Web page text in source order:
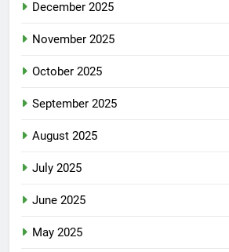
December 2025
November 2025
October 2025
September 2025
August 2025
July 2025
June 2025
May 2025